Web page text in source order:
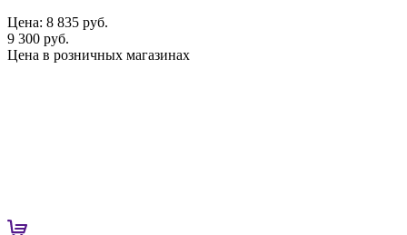
Цена: 8 835 руб.
9 300 руб.
Цена в розничных магазинах